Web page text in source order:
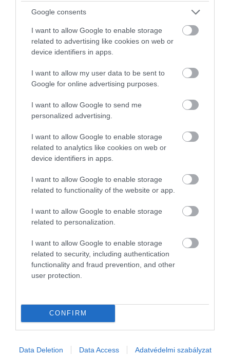
Google consents
I want to allow Google to enable storage
related to advertising like cookies on web or
device identifiers in apps.
I want to allow my user data to be sent to
Google for online advertising purposes.
I want to allow Google to send me
personalized advertising.
I want to allow Google to enable storage
related to analytics like cookies on web or
device identifiers in apps.
I want to allow Google to enable storage
related to functionality of the website or app.
I want to allow Google to enable storage
related to personalization.
I want to allow Google to enable storage
related to security, including authentication
functionality and fraud prevention, and other
user protection.
CONFIRM
Data Deletion Data Access Adatvédelmi szabályzat
adjunk hozzá néhány evőkanál citromkrémet. Ezt
már csak finoman keverjük el, hogy a töltelék
citromosabb legyen, de levegős maradjon. Öntsük a
kekszes alapra, és simítsuk el.
egy kés hegyével óvatosan húzzunk bele
márványos mintát . Ne menjünk túl mélyre, hogy
ne sértsük fel a kekszalapot, és ne keverjük túl, mert
akkor a minta eltűnik.
Figyelmedbe ajánljuk!
Ez a diétás joghurtos tiramisu lehet a